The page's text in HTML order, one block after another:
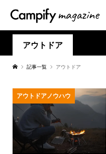
アウトドア
記事一覧 アウトドア
アウトドアノウハウ